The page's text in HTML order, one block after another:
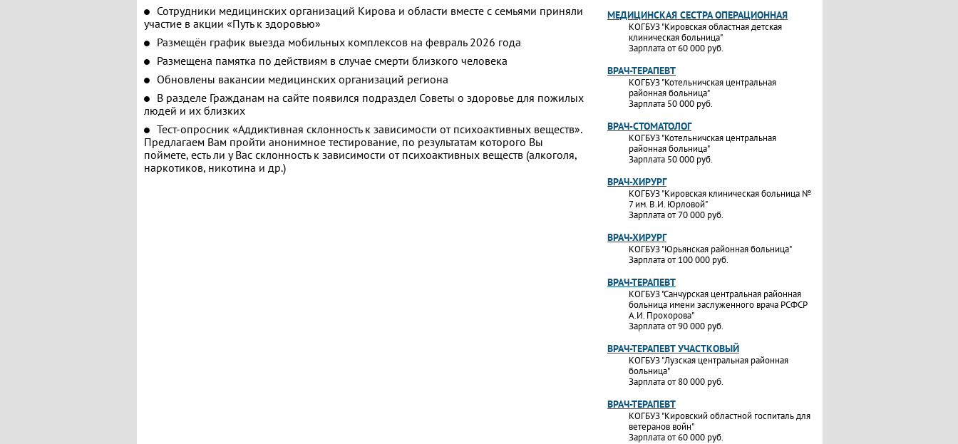
Сотрудники медицинских организаций Кирова и области вместе с семьями приняли
участие в акции «Путь к здоровью»
Размещён график выезда мобильных комплексов на февраль 2026 года
Размещена памятка по действиям в случае смерти близкого человека
Обновлены вакансии медицинских организаций региона
В разделе Гражданам на сайте появился подраздел Советы о здоровье для пожилых
людей и их близких
Тест-опросник «Аддиктивная склонность к зависимости от психоактивных веществ».
Предлагаем Вам пройти анонимное тестирование, по результатам которого Вы
поймете, есть ли у Вас склонность к зависимости от психоактивных веществ (алкоголя,
наркотиков, никотина и др.)
МЕДИЦИНСКАЯ СЕСТРА ОПЕРАЦИОННАЯ
КОГБУЗ "Кировская областная детская
клиническая больница"
Зарплата от 60 000 руб.
ВРАЧ-ТЕРАПЕВТ
КОГБУЗ "Котельничская центральная
районная больница"
Зарплата 50 000 руб.
ВРАЧ-СТОМАТОЛОГ
КОГБУЗ "Котельничская центральная
районная больница"
Зарплата 50 000 руб.
ВРАЧ-ХИРУРГ
КОГБУЗ "Кировская клиническая больница №
7 им. В.И. Юрловой"
Зарплата от 70 000 руб.
ВРАЧ-ХИРУРГ
КОГБУЗ "Юрьянская районная больница"
Зарплата от 100 000 руб.
ВРАЧ-ТЕРАПЕВТ
КОГБУЗ "Санчурская центральная районная
больница имени заслуженного врача РСФСР
А.И. Прохорова"
Зарплата от 90 000 руб.
ВРАЧ-ТЕРАПЕВТ УЧАСТКОВЫЙ
КОГБУЗ "Лузская центральная районная
больница"
Зарплата от 80 000 руб.
ВРАЧ-ТЕРАПЕВТ
КОГБУЗ "Кировский областной госпиталь для
ветеранов войн"
Зарплата от 60 000 руб.